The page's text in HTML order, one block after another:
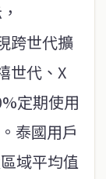
跨世代擴
世代、X
定期使用
泰國用戶
域平均值